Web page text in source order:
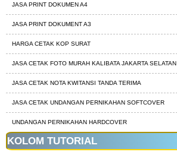
JASA PRINT DOKUMEN A4
JASA PRINT DOKUMENT A3
HARGA CETAK KOP SURAT
JASA CETAK FOTO MURAH KALIBATA JAKARTA SELATAN
JASA CETAK NOTA KWITANSI TANDA TERIMA
JASA CETAK UNDANGAN PERNIKAHAN SOFTCOVER
UNDANGAN PERNIKAHAN HARDCOVER
KOLOM TUTORIAL